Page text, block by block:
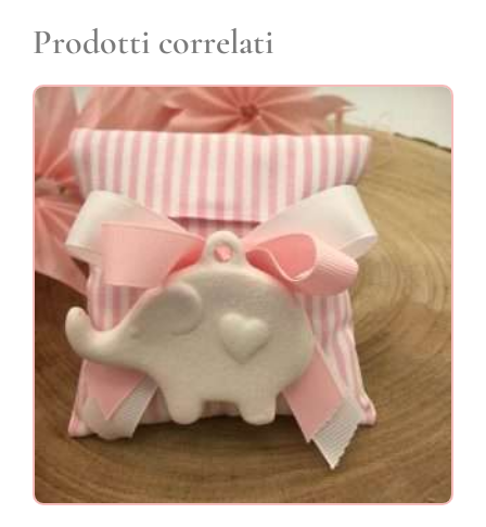
Prodotti correlati